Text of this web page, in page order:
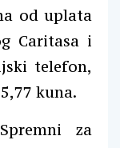
od uplata
Caritasa i
telefon,
kuna.
za